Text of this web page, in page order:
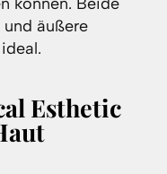
äußere
Esthetic